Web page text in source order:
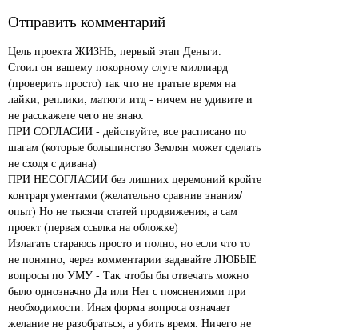
Отправить комментарий
Цель проекта ЖИЗНЬ, первый этап Деньги.
Стоил он вашему покорному слуге миллиард
(проверить просто) так что не тратьте время на
лайки, реплики, матюги итд - ничем не удивите и
не расскажете чего не знаю.
ПРИ СОГЛАСИИ - действуйте, все расписано по
шагам (которые большинство Землян может сделать
не сходя с дивана)
ПРИ НЕСОГЛАСИИ без лишних церемоний кройте
контраргументами (желательно сравнив знания/
опыт) Но не тысячи статей продвижения, а сам
проект (первая ссылка на обложке)
Излагать стараюсь просто и полно, но если что то
не понятно, через комментарии задавайте ЛЮБЫЕ
вопросы по УМУ - Так чтобы бы отвечать можно
было однозначно Да или Нет с пояснениями при
необходимости. Иная форма вопроса означает
желание не разобраться, а убить время. Ничего не